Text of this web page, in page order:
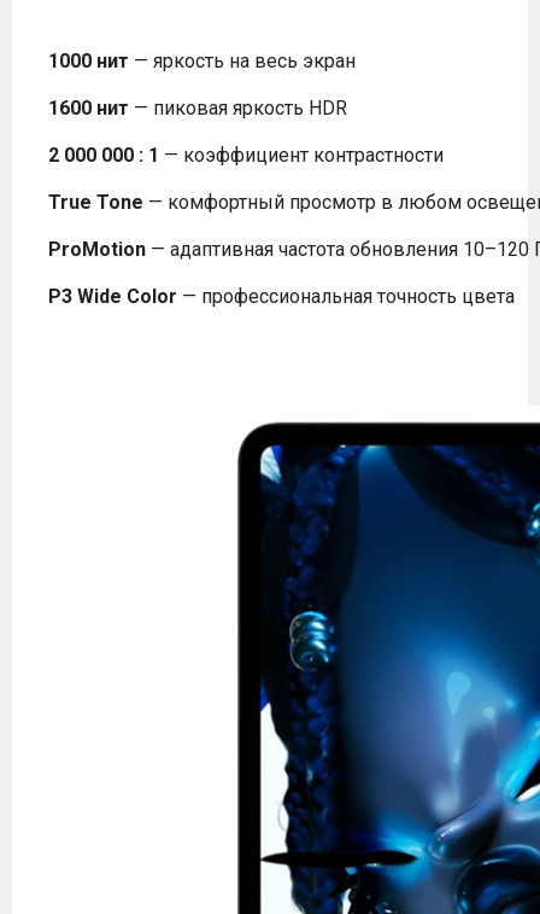
1000 нит — яркость на весь экран
1600 нит — пиковая яркость HDR
2 000 000 : 1 — коэффициент контрастности
True Tone — комфортный просмотр в любом
ProMotion — адаптивная частота обновления 10–120
P3 Wide Color — профессиональная точность цвета